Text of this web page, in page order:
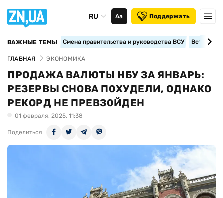
RU Аа Поддержать
ВАЖНЫЕ ТЕМЫ Смена правительства и руководства ВСУ
ГЛАВНАЯ ЭКОНОМИКА
ПРОДАЖА ВАЛЮТЫ НБУ ЗА ЯНВАРЬ:
РЕЗЕРВЫ СНОВА ПОХУДЕЛИ, ОДНАКО
РЕКОРД НЕ ПРЕВЗОЙДЕН
01 февраля, 2025, 11:38
Поделиться